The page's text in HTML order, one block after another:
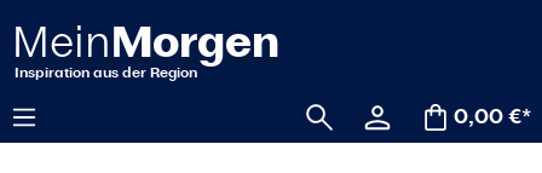
springen
0,00 €*